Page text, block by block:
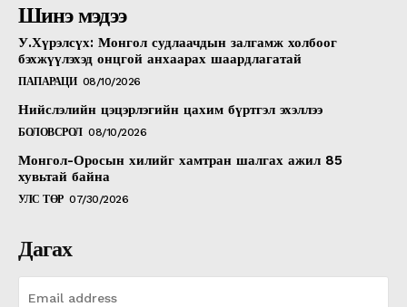
Шинэ мэдээ
У.Хүрэлсүх: Монгол судлаачдын залгамж холбоог
бэхжүүлэхэд онцгой анхаарах шаардлагатай
ПАПАРАЦИ 08/10/2026
Нийслэлийн цэцэрлэгийн цахим бүртгэл эхэллээ
БОЛОВСРОЛ 08/10/2026
Монгол-Оросын хилийг хамтран шалгах ажил 85
хувьтай байна
УЛС ТӨР 07/30/2026
Дагах